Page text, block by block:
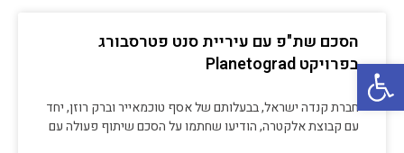
פתח סרגל נגישות
הסכם שת"פ עם עיריית סנט פטרסבורג
בפרויקט Planetograd
חברת קנדה ישראל, בבעלותם של אסף טוכמאייר וברק רוזן, יחד
עם קבוצת אלקטרה, הודיעו שחתמו על הסכם שיתוף פעולה עם